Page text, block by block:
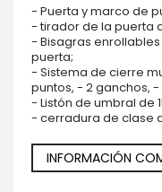
- Puerta y marco de
- tirador de la puerta
- Bisagras
puerta;
- Sistema de cierre
puntos, - 2 ganchos,
- Listón de umbral de
- cerradura de clase
INFORMACIÓN